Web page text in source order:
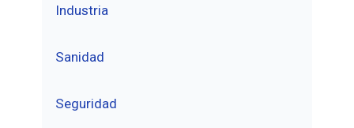
Industria
Sanidad
Seguridad